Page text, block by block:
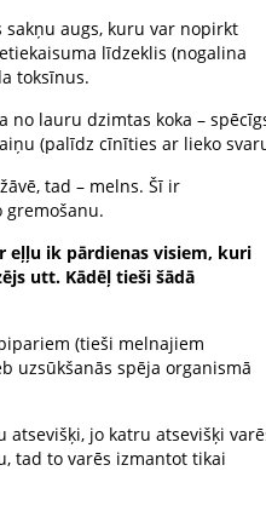
augs, kuru var nopirkt
līdzeklis (nogalina
toksīnus.
no lauru dzimtas koka –
(palīdz cīnīties ar lieko
tad – melns. Šī ir
gremošanu.
eļļu ik pārdienas visiem, kuri
utt. Kādēļ tieši šādā
(tieši melnajiem
uzsūkšanās spēja organismā
atsevišķi, jo katru atsevišķi
tad to varēs izmantot tikai